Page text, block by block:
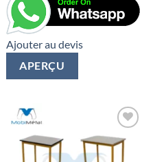
Ajouter au devis
APERÇU